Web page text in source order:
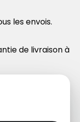
les envois.
de livraison à